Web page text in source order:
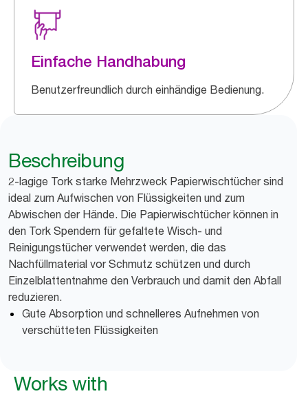
Einfache Handhabung
Benutzerfreundlich durch einhändige Bedienung.
Beschreibung
2-lagige Tork starke Mehrzweck Papierwischtücher sind
ideal zum Aufwischen von Flüssigkeiten und zum
Abwischen der Hände. Die Papierwischtücher können in
den Tork Spendern für gefaltete Wisch- und
Reinigungstücher verwendet werden, die das
Nachfüllmaterial vor Schmutz schützen und durch
Einzelblattentnahme den Verbrauch und damit den Abfall
reduzieren.
Gute Absorption und schnelleres Aufnehmen von
verschütteten Flüssigkeiten
Works with